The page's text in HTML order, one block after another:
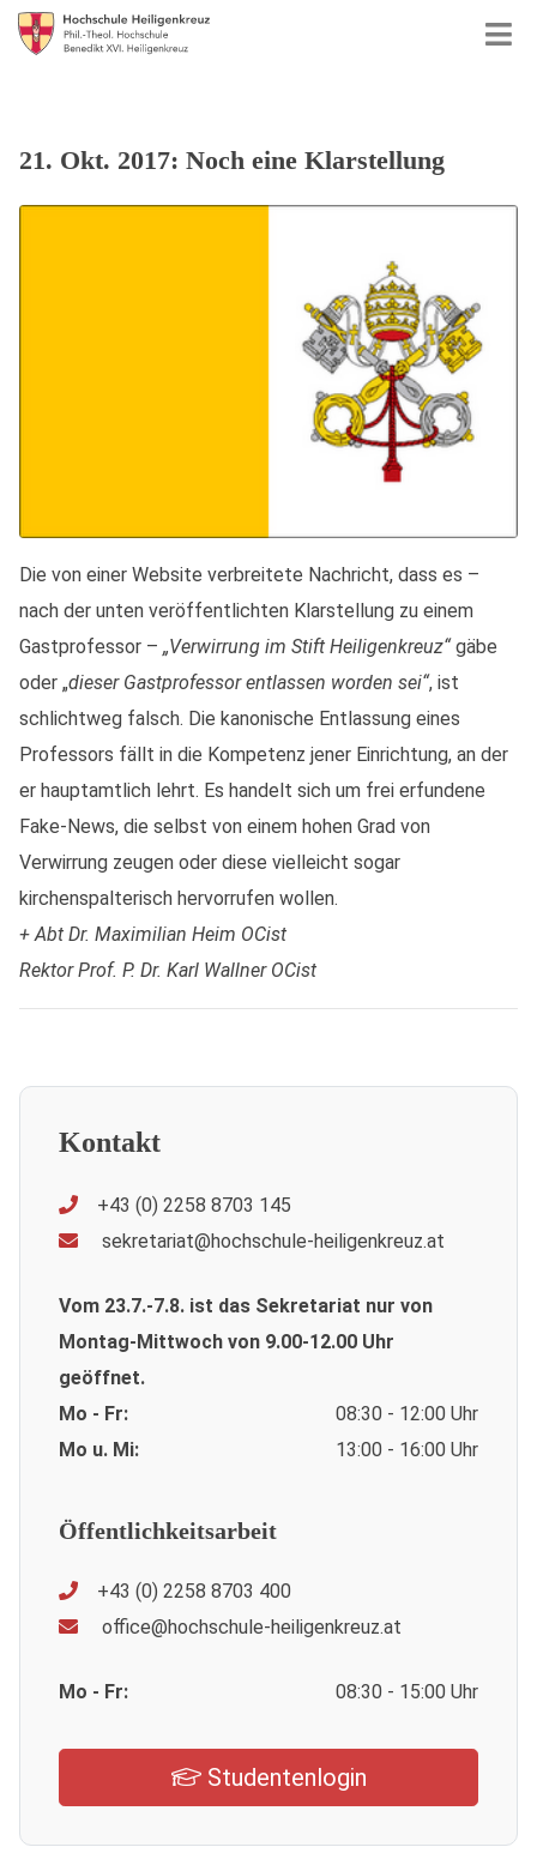
21. Okt. 2017: Noch eine Klarstellung
Die von einer Website verbreitete Nachricht, dass es –
nach der unten veröffentlichten Klarstellung zu einem
Gastprofessor – „Verwirrung im Stift Heiligenkreuz“ gäbe
oder „dieser Gastprofessor entlassen worden sei“, ist
schlichtweg falsch. Die kanonische Entlassung eines
Professors fällt in die Kompetenz jener Einrichtung, an der
er hauptamtlich lehrt. Es handelt sich um frei erfundene
Fake-News, die selbst von einem hohen Grad von
Verwirrung zeugen oder diese vielleicht sogar
kirchenspalterisch hervorrufen wollen.
+ Abt Dr. Maximilian Heim OCist
Rektor Prof. P. Dr. Karl Wallner OCist
Kontakt
+43 (0) 2258 8703 145
sekretariat@hochschule-heiligenkreuz.at
Vom 23.7.-7.8. ist das Sekretariat nur von
Montag-Mittwoch von 9.00-12.00 Uhr
geöffnet.
Mo - Fr:
08:30 - 12:00 Uhr
Mo u. Mi:
13:00 - 16:00 Uhr
Öffentlichkeitsarbeit
+43 (0) 2258 8703 400
office@hochschule-heiligenkreuz.at
Mo - Fr: 08:30 - 15:00 Uhr
Studentenlogin